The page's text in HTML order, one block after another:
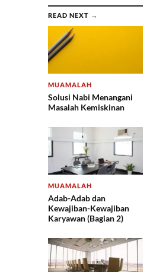
READ NEXT →
MUAMALAH
Solusi Nabi Menangani
Masalah Kemiskinan
MUAMALAH
Adab-Adab dan
Kewajiban-Kewajiban
Karyawan (Bagian 2)